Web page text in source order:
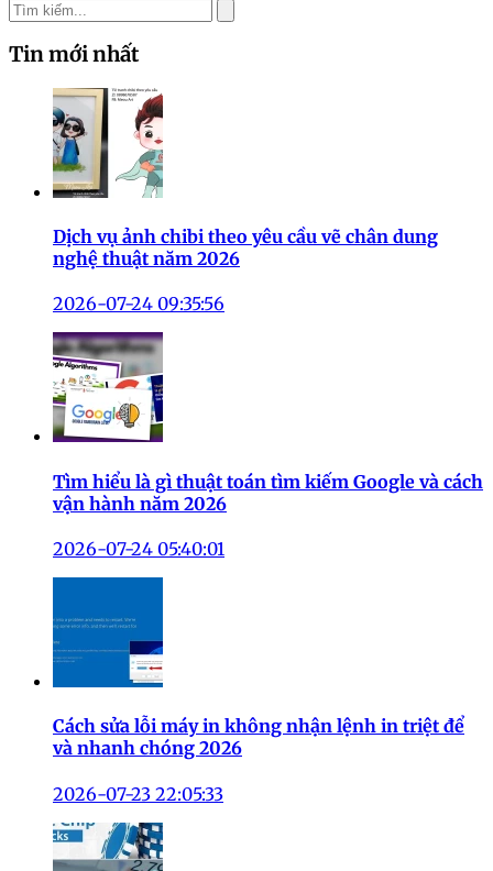
Tin mới nhất
Dịch vụ ảnh chibi theo yêu cầu vẽ chân dung
nghệ thuật năm 2026
2026-07-24 09:35:56
Tìm hiểu là gì thuật toán tìm kiếm Google và cách
vận hành năm 2026
2026-07-24 05:40:01
Cách sửa lỗi máy in không nhận lệnh in triệt để
và nhanh chóng 2026
2026-07-23 22:05:33